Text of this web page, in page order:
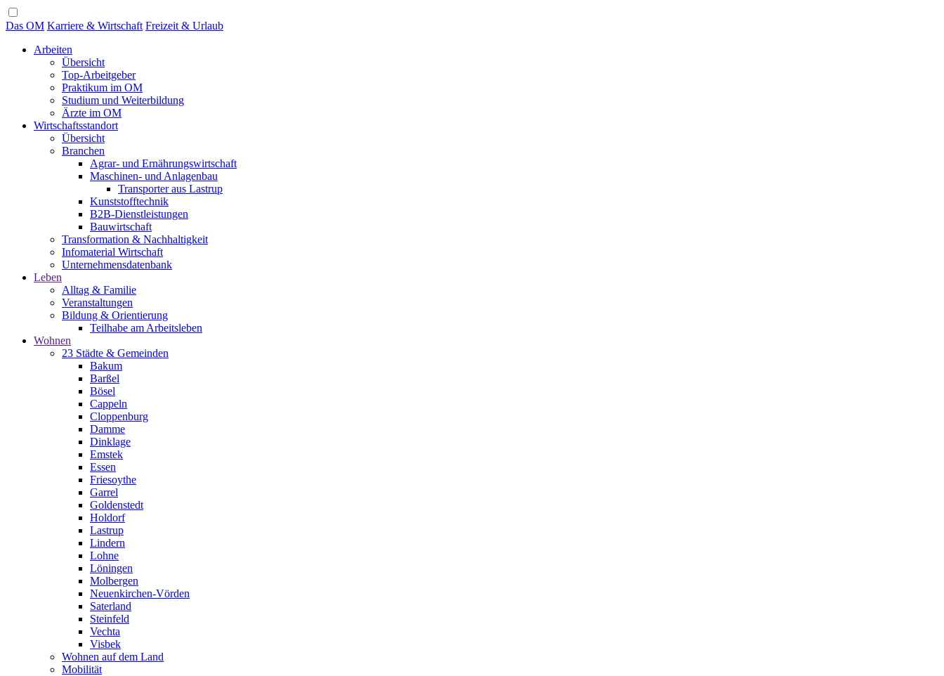
Das OM Karriere & Wirtschaft Freizeit & Urlaub
Arbeiten
Übersicht
Top-Arbeitgeber
Praktikum im OM
Studium und Weiterbildung
Ärzte im OM
Wirtschaftsstandort
Übersicht
Branchen
Agrar- und Ernährungswirtschaft
Maschinen- und Anlagenbau
Transporter aus Lastrup
Kunststofftechnik
B2B-Dienstleistungen
Bauwirtschaft
Transformation & Nachhaltigkeit
Infomaterial Wirtschaft
Unternehmensdatenbank
Leben
Alltag & Familie
Veranstaltungen
Bildung & Orientierung
Teilhabe am Arbeitsleben
Wohnen
23 Städte & Gemeinden
Bakum
Barßel
Bösel
Cappeln
Cloppenburg
Damme
Dinklage
Emstek
Essen
Friesoythe
Garrel
Goldenstedt
Holdorf
Lastrup
Lindern
Lohne
Löningen
Molbergen
Neuenkirchen-Vörden
Saterland
Steinfeld
Vechta
Visbek
Wohnen auf dem Land
Mobilität